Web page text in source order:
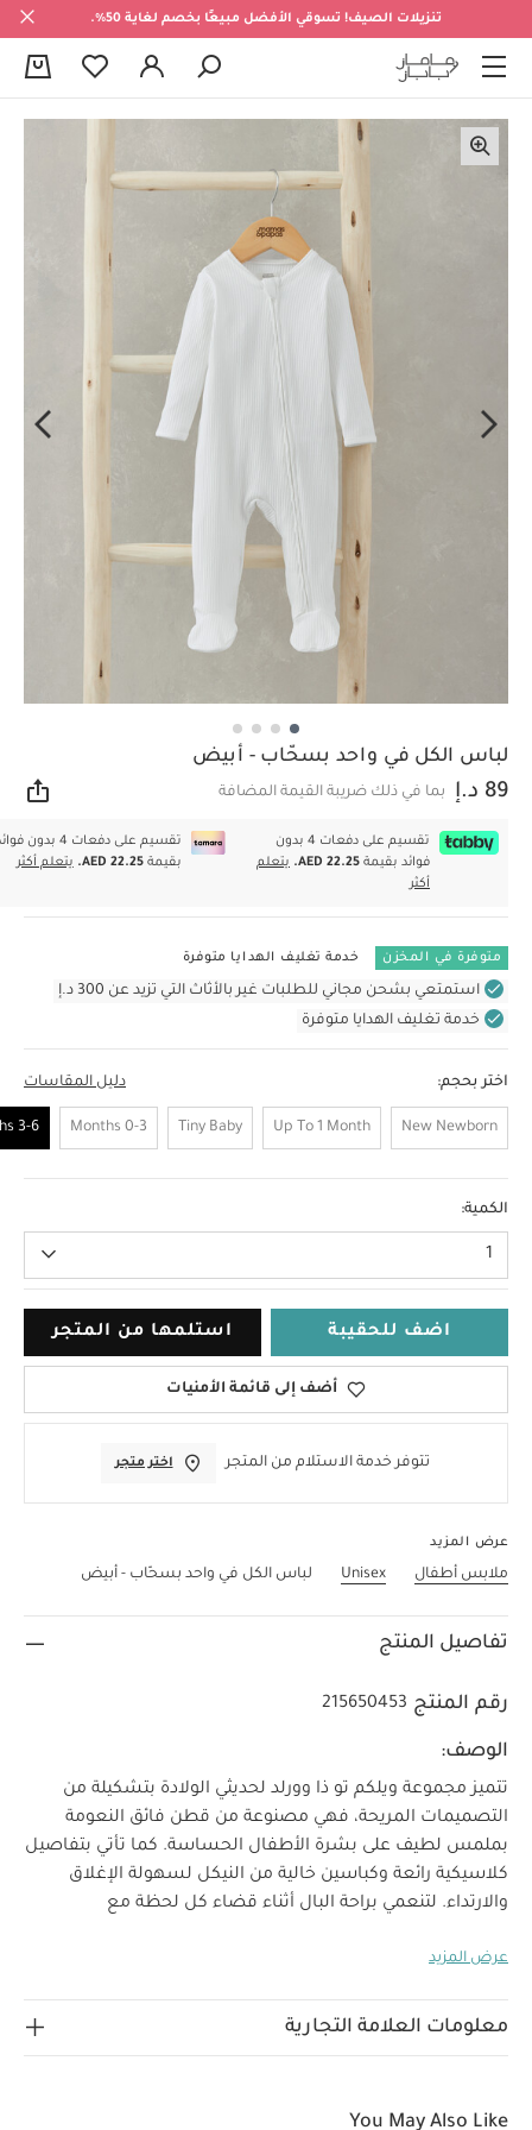
تنزيلات الصيف! تسوقي الأفضل مبيعًا بخصم لغاية 50%.
لباس الكل في واحد بسحّاب - أبيض
89 د.إ بما في ذلك ضريبة القيمة المضافة
تقسيم على دفعات 4 بدون
فوائد بقيمة AED 22.25.
يتعلم
أكثر
تقسيم على دفعات 4 بدون
بقيمةAED 22.25. يتعلم أكثر
متوفرة في المخزن خدمة تغليف الهدايا متوفرة
استمتعي بشحن مجاني للطلبات غير بالأثاث التي تزيد عن 300 د.إ
خدمة تغليف الهدايا متوفرة
اختر بحجم: دليل المقاسات
New Newborn
Up To 1 Month
Tiny Baby
0-3 Months
3-6 Months
الكمية:
1
اضف للحقيبة استلمها من المتجر
أضف إلى قائمة الأمنيات
تتوفر خدمة الاستلام من المتجر اختر متجر
عرض المزيد
ملابس أطفال Unisex لباس الكل في واحد بسحّاب - أبيض
تفاصيل المنتج
رقم المنتج 215650453
الوصف:
تتميز مجموعة ويلكم تو ذا وورلد لحديثي الولادة بتشكيلة من
التصميمات المريحة، فهي مصنوعة من قطن فائق النعومة
بملمس لطيف على بشرة الأطفال الحساسة. كما تأتي بتفاصيل
كلاسيكية رائعة وكباسين خالية من النيكل لسهولة الإغلاق
والارتداء. لتنعمي براحة البال أثناء قضاء كل لحظة مع
في واحد طويل الأكمام المصنوع من قطن عضوي ناعم، ويأتي
المنتج:
عرض المزيد
معلومات العلامة التجارية
You May Also Like